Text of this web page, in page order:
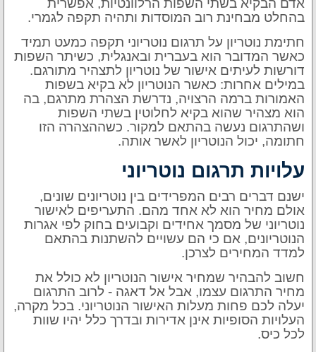
אדם הבקיא בשתי השפות הרלוונטיות, אפשרית
בהחלט מבחינת רוב המוסדות ותהיה תקפה לגמרי.
חתימת נוטריון על תרגום נוטריוני תקפה כמעט תמיד
כאשר המדובר הוא בעברית ובאנגלית, כשיתר השפות
דורשות לעיתים אישור של נוטריון לתצהיר מתורגם.
במילים אחרות: כאשר הנוטריון לא בקיא בשפות
האמורות ברמה הרצויה, נדרשת הצהרת מתרגם, בה
הוא מצהיר שהוא בקיא לחלוטין בשתי השפות
ושהתרגום נעשה בהתאם למקור. כשההצהרה הזו
חתומה, יכול הנוטריון לאשר אותה.
עלויות תרגום נוטריוני
ישנם דברים רבים המפרידים בין נוטריונים שונים,
אולם מחיר הוא לא אחד מהם. התעריפים לאישור
נוטריוני של מסמך אחידים וקבועים בחוק לפי אגרות
הנוטריונים, אם כי הם עשויים להשתנות בהתאם
למדד המחירים לצרכן.
חשוב להבהיר שמחיר אישור הנוטריון לא כולל את
מחיר התרגום עצמו, אבל אל דאגה - לרוב התרגום
יעלה לכם פחות מעלות האישור הנוטריוני. בכל מקרה,
העלויות הסופיות אינן אדירות ובדרך כלל יהיו שוות
לכל כיס.